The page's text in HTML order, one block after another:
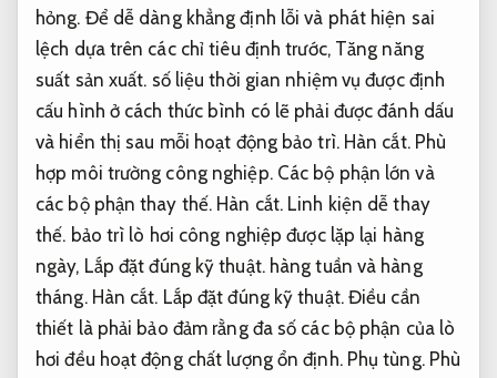
hỏng. Để dễ dàng khẳng định lỗi và phát hiện sai
lệch dựa trên các chỉ tiêu định trước, Tăng năng
suất sản xuất. số liệu thời gian nhiệm vụ được định
cấu hình ở cách thức bình có lẽ phải được đánh dấu
và hiển thị sau mỗi hoạt động bảo trì. Hàn cắt. Phù
hợp môi trường công nghiệp.Các bộ phận lớn và
các bộ phận thay thế. Hàn cắt. Linh kiện dễ thay
thế. bảo trì lò hơi công nghiệp được lặp lại hàng
ngày, Lắp đặt đúng kỹ thuật.hàng tuần và hàng
tháng. Hàn cắt. Lắp đặt đúng kỹ thuật.Điều cần
thiết là phải bảo đảm rằng đa số các bộ phận của lò
hơi đều hoạt động chất lượng ổn định. Phụ tùng. Phù